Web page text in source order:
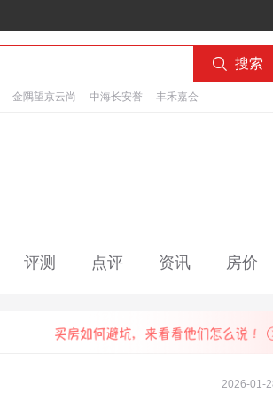
 搜索
金隅望京云尚 中海长安誉 丰禾嘉会
评测 点评 资讯 房价
2026-01-